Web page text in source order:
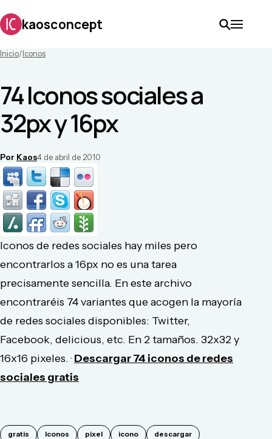
kaosconcept
Inicio/ Iconos
74 Iconos sociales a
32px y 16px
Por Kaos4 de abril de 2010
Iconos de redes sociales hay miles pero
encontrarlos a 16px no es una tarea
precisamente sencilla. En este archivo
encontraréis 74 variantes que acogen la mayoría
de redes sociales disponibles: Twitter,
Facebook, delicious, etc. En 2 tamaños. 32x32 y
16x16 pixeles. ·Descargar 74 iconos de redes
sociales gratis
gratis Iconos pixel icono descargar